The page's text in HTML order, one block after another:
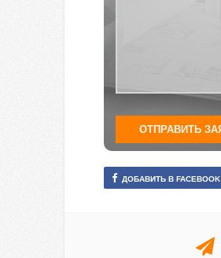
ДОБАВИТЬ В FACEBOOK